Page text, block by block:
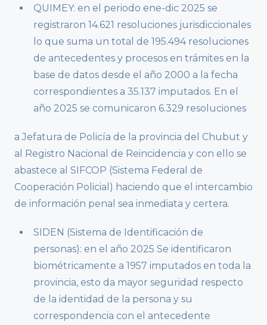
QUIMEY: en el periodo ene-dic 2025 se
registraron 14.621 resoluciones jurisdiccionales
lo que suma un total de 195.494 resoluciones
de antecedentes y procesos en trámites en la
base de datos desde el año 2000 a la fecha
correspondientes a 35.137 imputados. En el
año 2025 se comunicaron 6.329 resoluciones
a Jefatura de Policía de la provincia del Chubut y
al Registro Nacional de Reincidencia y con ello se
abastece al SIFCOP (Sistema Federal de
Cooperación Policial) haciendo que el intercambio
de información penal sea inmediata y certera.
SIDEN (Sistema de Identificación de
personas): en el año 2025 Se identificaron
biométricamente a 1957 imputados en toda la
provincia, esto da mayor seguridad respecto
de la identidad de la persona y su
correspondencia con el antecedente